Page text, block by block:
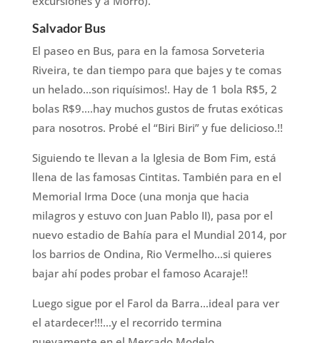
Salvador Bus
El paseo en Bus, para en la famosa Sorveteria
Riveira, te dan tiempo para que bajes y te comas
un helado…son riquísimos!. Hay de 1 bola R$5, 2
bolas R$9….hay muchos gustos de frutas exóticas
para nosotros. Probé el “Biri Biri” y fue delicioso.!!
Siguiendo te llevan a la Iglesia de Bom Fim, está
llena de las famosas Cintitas. También para en el
Memorial Irma Doce (una monja que hacia
milagros y estuvo con Juan Pablo II), pasa por el
nuevo estadio de Bahía para el Mundial 2014, por
los barrios de Ondina, Rio Vermelho…si quieres
bajar ahí podes probar el famoso Acaraje!!
Luego sigue por el Farol da Barra…ideal para ver
el atardecer!!!…y el recorrido termina